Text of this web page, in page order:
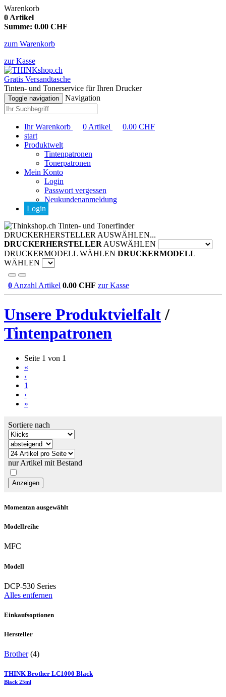
Warenkorb
0 Artikel
Summe: 0.00 CHF
zum Warenkorb
zur Kasse
Gratis Versandtasche
Tinten- und Tonerservice für Ihren Drucker
Toggle navigation Navigation
Ihr Warenkorb 0 Artikel 0.00 CHF
start
Produktwelt
Tintenpatronen
Tonerpatronen
Mein Konto
Login
Passwort vergessen
Neukundenanmeldung
Login
Tinten- und Tonerfinder
DRUCKERHERSTELLER AUSWÄHLEN...
DRUCKERHERSTELLER AUSWÄHLEN
DRUCKERMODELL WÄHLEN DRUCKERMODELL
WÄHLEN
0 Anzahl Artikel 0.00 CHF zur Kasse
Unsere Produktvielfalt/
Tintenpatronen
Seite 1 von 1
«
‹
1
›
»
Sortiere nach
nur Artikel mit Bestand
Momentan ausgewählt
Modellreihe
MFC
Modell
DCP-530 Series
Alles entfernen
Einkaufsoptionen
Hersteller
Brother(4)
THINK Brother LC1000 Black
Black 25ml